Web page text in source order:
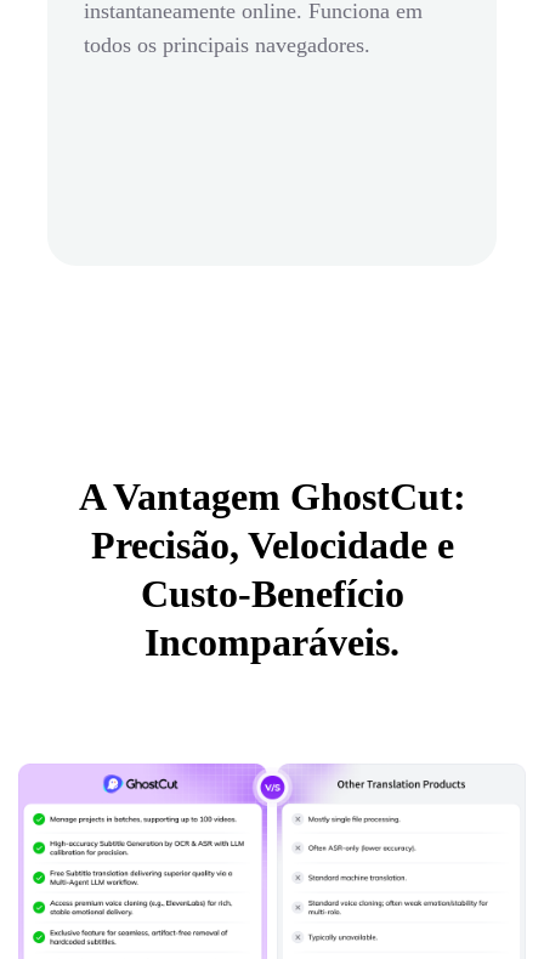
instantaneamente online. Funciona em
todos os principais navegadores.
A Vantagem GhostCut:
Precisão, Velocidade e
Custo-Benefício
Incomparáveis.